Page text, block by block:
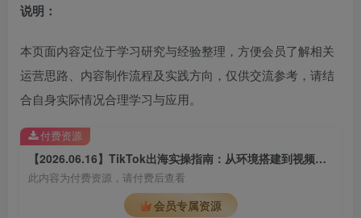
说明：
本页面内容定位于学习研究与经验整理，方便会员了解相关
运营思路、内容制作流程及实践方向，仅供交流参考，请结
合自身实际情况合理学习与应用。
【2026.06.16】TikTok出海实操指南：从环境搭建到视频发布与运营变现
此内容为付费资源，请付费后查看
会员专属资源
付费资源